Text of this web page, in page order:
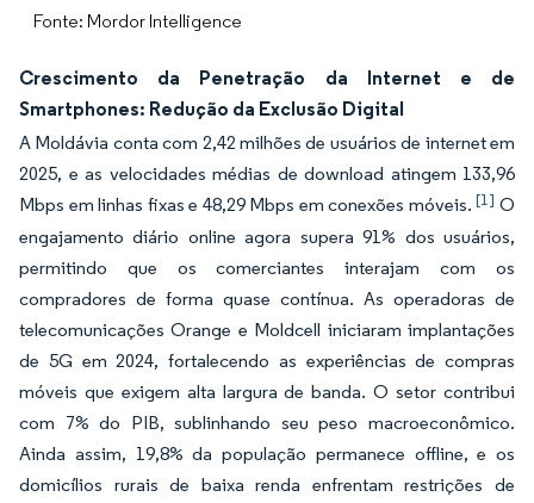
Fonte: Mordor Intelligence
Crescimento da Penetração da Internet e de
Smartphones: Redução da Exclusão Digital
A Moldávia conta com 2,42 milhões de usuários de internet em
2025, e as velocidades médias de download atingem 133,96
Mbps em linhas fixas e 48,29 Mbps em conexões móveis.[1] O
engajamento diário online agora supera 91% dos usuários,
permitindo que os comerciantes interajam com os
compradores de forma quase contínua. As operadoras de
telecomunicações Orange e Moldcell iniciaram implantações
de 5G em 2024, fortalecendo as experiências de compras
móveis que exigem alta largura de banda. O setor contribui
com 7% do PIB, sublinhando seu peso macroeconômico.
Ainda assim, 19,8% da população permanece offline, e os
domicílios rurais de baixa renda enfrentam restrições de